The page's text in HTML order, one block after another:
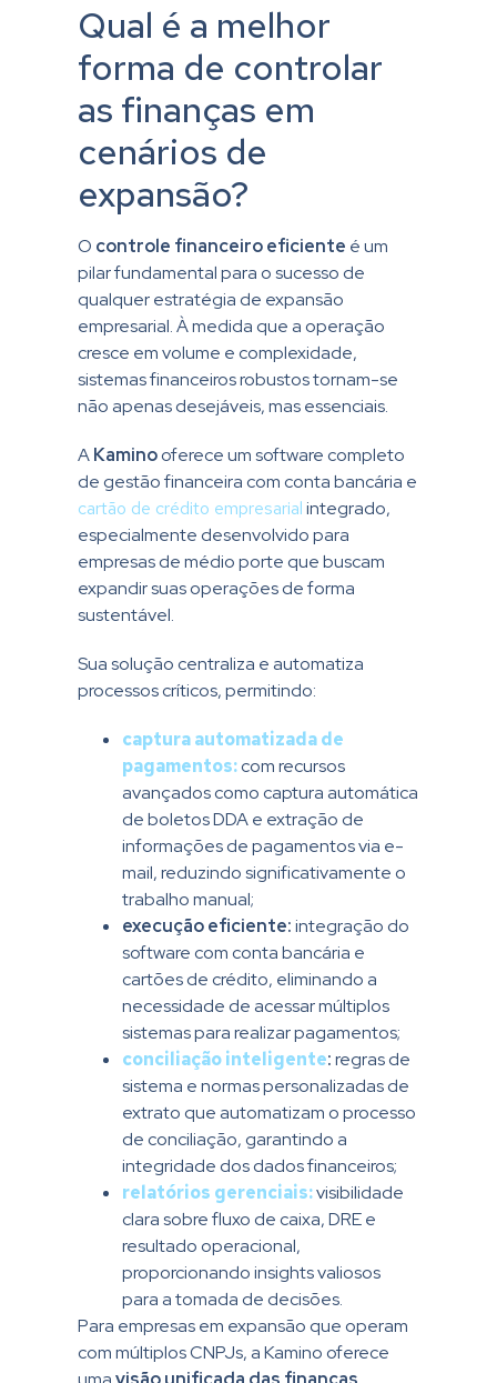
Qual é a melhor
forma de controlar
as finanças em
cenários de
expansão?
O controle financeiro eficiente é um
pilar fundamental para o sucesso de
qualquer estratégia de expansão
empresarial. À medida que a operação
cresce em volume e complexidade,
sistemas financeiros robustos tornam-se
não apenas desejáveis, mas essenciais.
AKaminooferece um software completo
de gestão financeira com conta bancária e
cartão de crédito empresarialintegrado,
especialmente desenvolvido para
empresas de médio porte que buscam
expandir suas operações de forma
sustentável.
Sua solução centraliza e automatiza
processos críticos, permitindo:
captura automatizada de
pagamentos:com recursos
avançados como captura automática
de boletos DDA e extração de
informações de pagamentos via e-
mail, reduzindo significativamente o
trabalho manual;
execução eficiente:integração do
software com conta bancária e
cartões de crédito, eliminando a
necessidade de acessar múltiplos
sistemas para realizar pagamentos;
conciliação inteligente:regras de
sistema e normas personalizadas de
extrato que automatizam o processo
de conciliação, garantindo a
integridade dos dados financeiros;
relatórios gerenciais:visibilidade
clara sobre fluxo de caixa, DRE e
resultado operacional,
proporcionando insights valiosos
para a tomada de decisões.
Para empresas em expansão que operam
com múltiplos CNPJs, a Kamino oferece